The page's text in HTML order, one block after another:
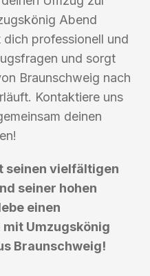
Abend
professionell und
und sorgt
Braunschweig nach
Kontaktiere uns
deinen
seinen vielfältigen
seiner hohen
einen
Umzugskönig
Braunschweig!